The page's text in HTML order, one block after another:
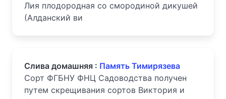
Лия плодородная со смородиной дикушей
(Алданский ви
Слива домашняя : Память Тимирязева
Сорт ФГБНУ ФНЦ Садоводства получен
путем скрещивания сортов Виктория и